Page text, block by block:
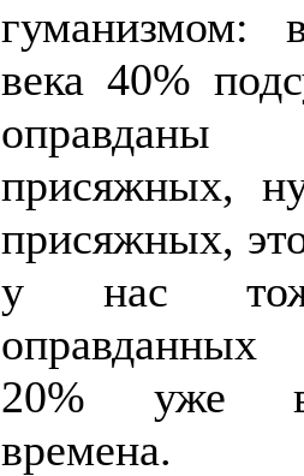
гуманизмом:
века 40%
присяжных,
присяжных,
у нас
20% уже